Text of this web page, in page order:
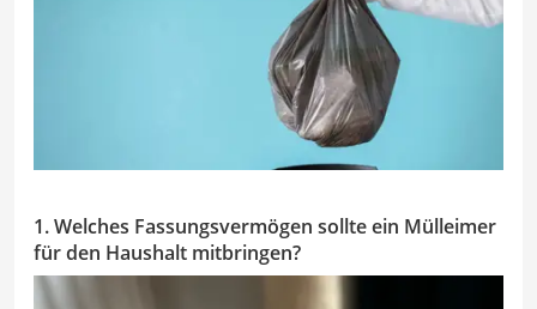
1. Welches Fassungsvermögen sollte ein Mülleimer
für den Haushalt mitbringen?